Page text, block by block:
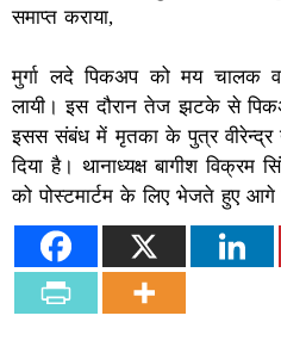
समाप्त कराया,
मुर्गा लदे पिकअप को मय चालक
लायी। इस दौरान तेज झटके से
इसस संबंध में मृतका के पुत्र
दिया है। थानाध्यक्ष बागीश
को पोस्टमार्टम के लिए भेजते हुए आगे